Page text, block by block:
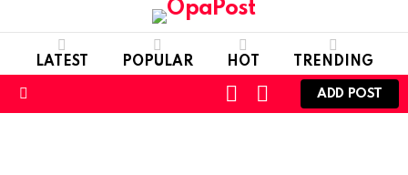
LATEST POPULAR HOT TRENDING
SWITCH
SKIN
LOGIN
ADD POST